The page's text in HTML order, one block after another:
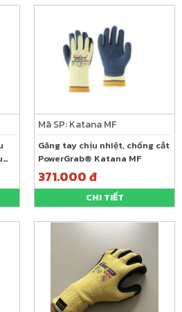
Mã SP: Katana MF
Găng tay chịu nhiệt, chống cắt
PowerGrab® Katana MF
371.000 đ
CHI TIẾT